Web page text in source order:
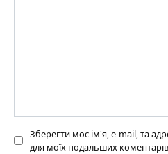
Зберегти моє ім'я, e-mail, та
для моїх подальших